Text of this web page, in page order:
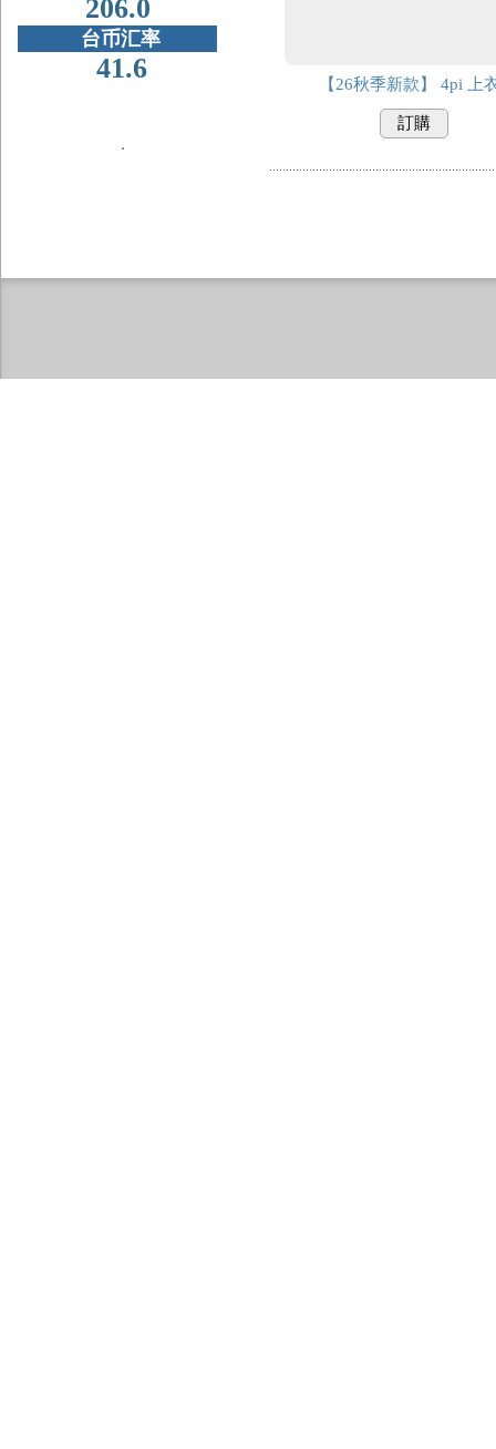
206.0
台币汇率
41.6
．
【26秋季新款】 4pi 上
訂購